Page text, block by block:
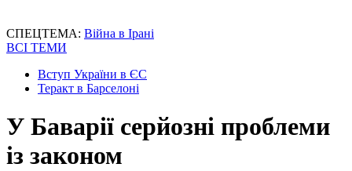
СПЕЦТЕМА: Війна в Ірані
ВСІ ТЕМИ
Вступ України в ЄС
Теракт в Барселоні
У Баварії серйозні проблеми
із законом